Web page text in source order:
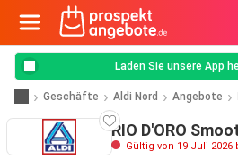
Laden Sie unsere App
Geschäfte Aldi Nord Angebote
RIO D'ORO
Gültig von 19 Juli 2026